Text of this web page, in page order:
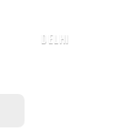
DELHI